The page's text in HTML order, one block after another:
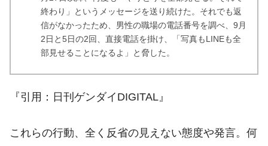
終わり」というメッセージを送り続けた。それでも返
信がなかったため、男性の職場の電話番号を調べ、9月
2日と5日の2回、直接電話を掛け、「写真もLINEも全
部見せることになるよ」と脅した。
『引用： 日刊ゲンダイDIGITAL』
これらの行動、全く反省の見えない態度や発言。何